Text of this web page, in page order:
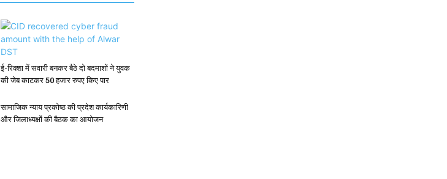
ई-रिक्शा में सवारी बनकर बैठे दो बदमाशों ने युवक
की जेब काटकर 50 हजार रुपए किए पार
सामाजिक न्याय प्रकोष्ठ की प्रदेश कार्यकारिणी
और जिलाध्यक्षों की बैठक का आयोजन